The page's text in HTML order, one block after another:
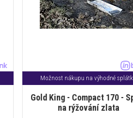
Možnost nákupu na výhodné
Gold King - Compact 170 -
na rýžování zlata